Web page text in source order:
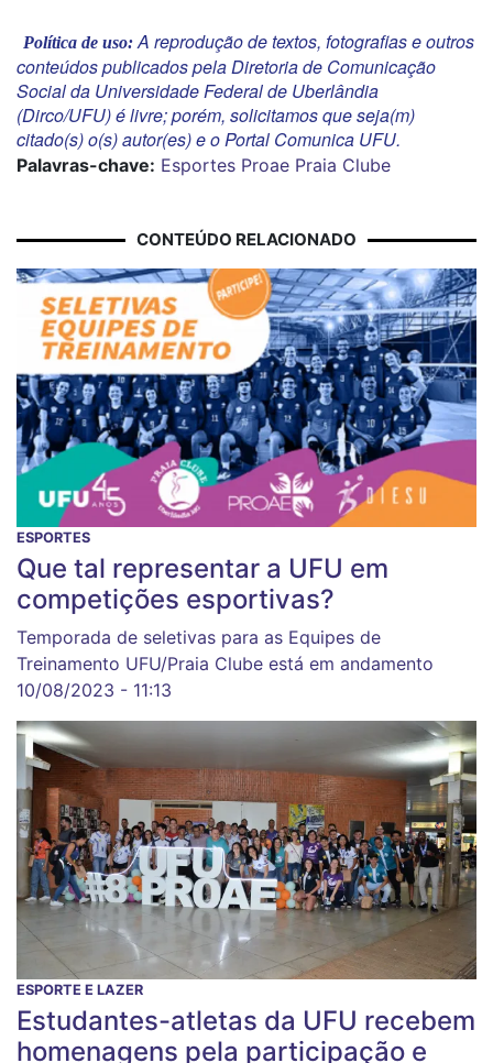
Política de uso:A reprodução de textos, fotografias e outros
conteúdos publicados pela Diretoria de Comunicação
Social da Universidade Federal de Uberlândia
(Dirco/UFU) é livre; porém, solicitamos que seja(m)
citado(s) o(s) autor(es) e o Portal Comunica UFU.
Palavras-chave: Esportes Proae Praia Clube
CONTEÚDO RELACIONADO
ESPORTES
Que tal representar a UFU em
competições esportivas?
Temporada de seletivas para as Equipes de
Treinamento UFU/Praia Clube está em andamento
10/08/2023 - 11:13
ESPORTE E LAZER
Estudantes-atletas da UFU recebem
homenagens pela participação e